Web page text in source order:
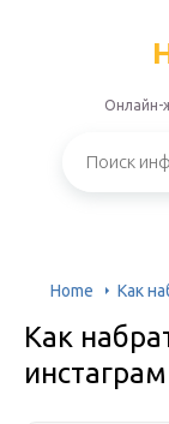
Онлайн-
Home Как
Как
инстаграм